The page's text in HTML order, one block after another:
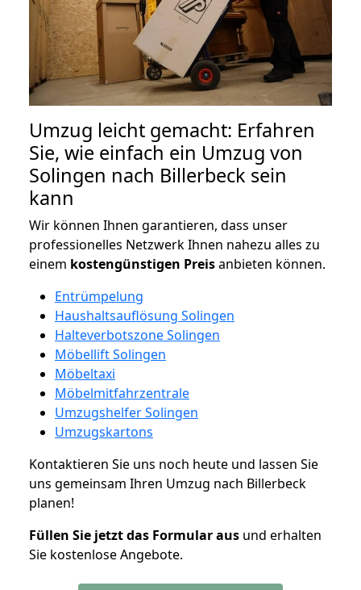
Umzug leicht gemacht: Erfahren
Sie, wie einfach ein Umzug von
Solingen nach Billerbeck sein
kann
Wir können Ihnen garantieren, dass unser
professionelles Netzwerk Ihnen nahezu alles zu
einem kostengünstigen Preisanbieten können.
Entrümpelung
Haushaltsauflösung Solingen
Halteverbotszone Solingen
Möbellift Solingen
Möbeltaxi
Möbelmitfahrzentrale
Umzugshelfer Solingen
Umzugskartons
Kontaktieren Sie uns noch heute und lassen Sie
uns gemeinsam Ihren Umzug nach Billerbeck
planen!
Füllen Sie jetzt das Formular aus und erhalten
Sie kostenlose Angebote.